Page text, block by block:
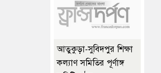
আতুকুড়া-সুবিদপুর শিক্ষা
কল্যাণ সমিতির পূর্ণাঙ্গ